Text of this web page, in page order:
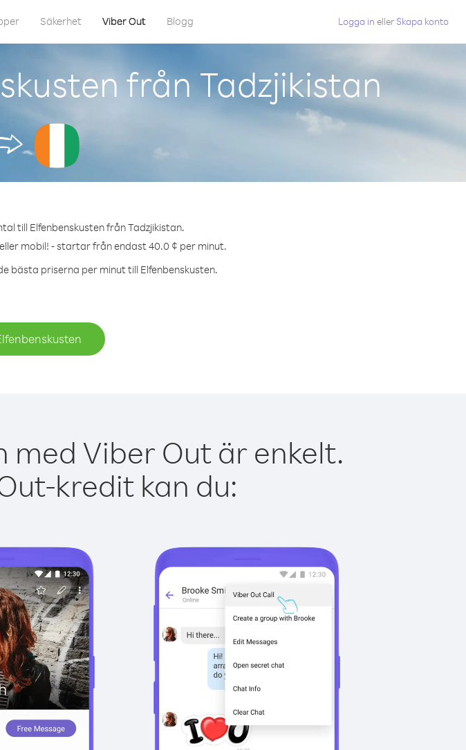
Säkerhet Viber Out Blogg Logga in eller Skapa konto
från Tadzjikistan
till Elfenbenskusten från Tadzjikistan.
mobil! - startar från endast 40.0 ¢ per minut.
bästa priserna per minut till Elfenbenskusten.
Viber Out är enkelt.
kredit kan du: